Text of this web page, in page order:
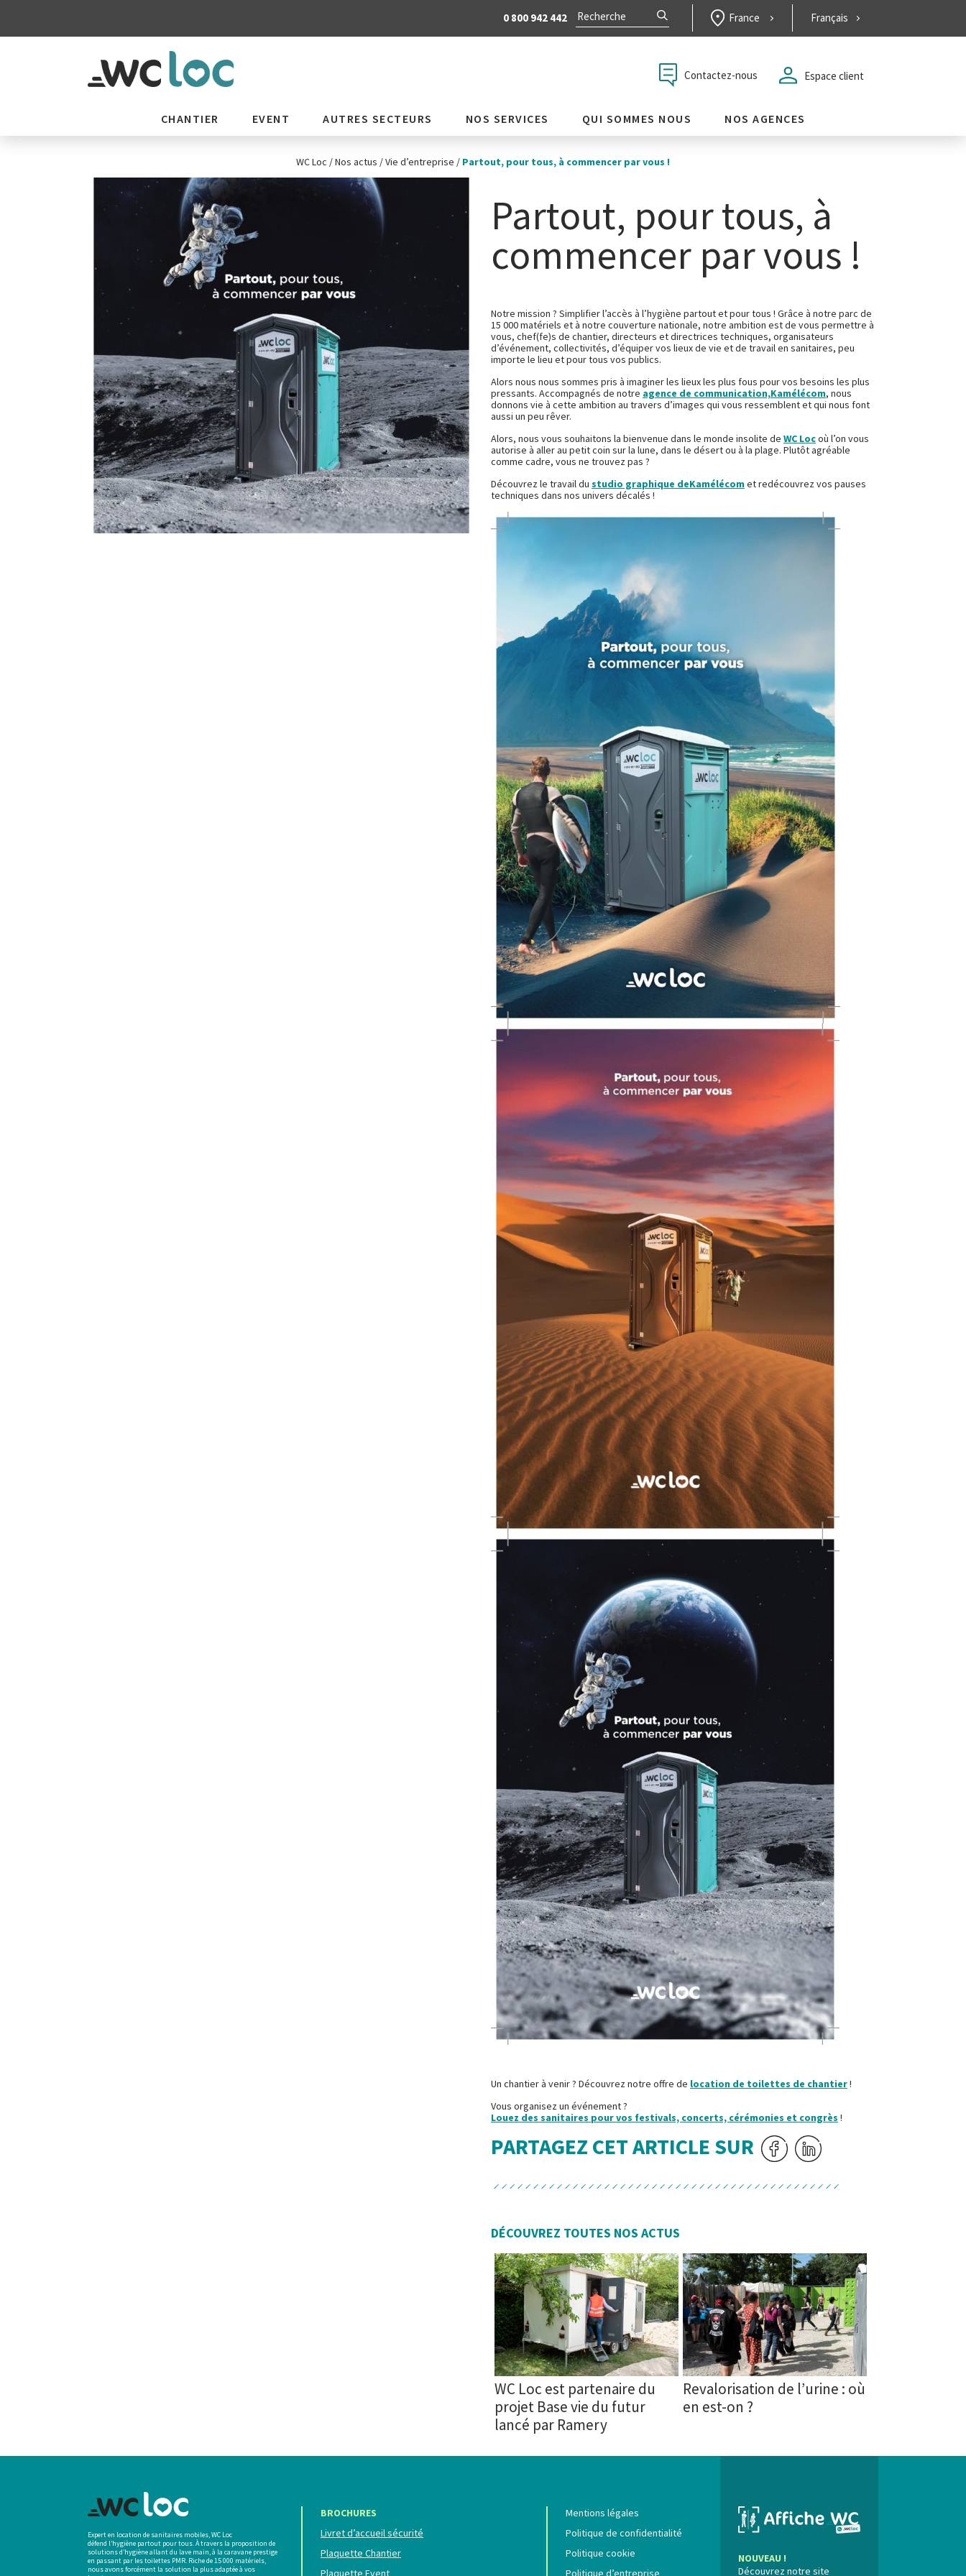
0 800 942 442 France Français
Contactez-nous Espace client
CHANTIER EVENT AUTRES SECTEURS NOS SERVICES QUI SOMMES NOUS NOS AGENCES
WC Loc /Nos actus /Vie d’entreprise / Partout, pour tous, à commencer par vous !
Partout, pour tous, à
commencer par vous !
Notre mission ? Simplifier l’accès à l’hygiène partout et pour tous ! Grâce à notre parc de
15 000 matériels et à notre couverture nationale, notre ambition est de vous permettre à
vous, chef(fe)s de chantier, directeurs et directrices techniques, organisateurs
d’événement, collectivités, d’équiper vos lieux de vie et de travail en sanitaires, peu
importe le lieu et pour tous vos publics.
Alors nous nous sommes pris à imaginer les lieux les plus fous pour vos besoins les plus
pressants. Accompagnés de notre agence de communication,Kamélécom, nous
donnons vie à cette ambition au travers d’images qui vous ressemblent et qui nous font
aussi un peu rêver.
Alors, nous vous souhaitons la bienvenue dans le monde insolite de WC Locoù l’on vous
autorise à aller au petit coin sur la lune, dans le désert ou à la plage. Plutôt agréable
comme cadre, vous ne trouvez pas ?
Découvrez le travail du studio graphique deKamélécomet redécouvrez vos pauses
techniques dans nos univers décalés !
Un chantier à venir ? Découvrez notre offre de location de toilettes de chantier!
Vous organisez un événement ?
Louez des sanitaires pour vos festivals, concerts, cérémonies et congrès !
PARTAGEZ CET ARTICLE SUR
DÉCOUVREZ TOUTES NOS ACTUS
WC Loc est partenaire du
projet Base vie du futur
lancé par Ramery
Revalorisation de l’urine : où
en est-on ?
Expert en location de sanitaires mobiles, WC Loc
défend l’hygiène partout pour tous. À travers la proposition de
solutions d’hygiène allant du lave main, à la caravane prestige
en passant par les toilettes PMR. Riche de 15 000 matériels,
nous avons forcément la solution la plus adaptée à vos
BROCHURES
Livret d’accueil sécurité
Plaquette Chantier
Plaquette Event
Mentions légales
Politique de confidentialité
Politique cookie
Politique d’entreprise
NOUVEAU !
Découvrez notre site